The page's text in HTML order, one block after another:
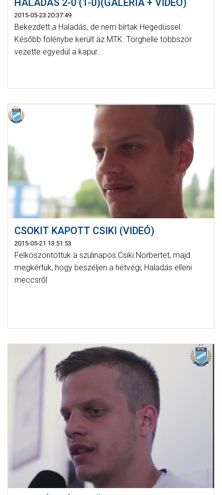
HALADÁS 2-0 (1-0)(GALÉRIA + VIDEÓ)
2015-05-23 20:37:49
Bekezdett a Haladás, de nem bírtak Hegedüssel.
Később fölénybe került az MTK. Torghelle többször
vezette egyedül a kapur...
CSOKIT KAPOTT CSIKI (VIDEÓ)
2015-05-21 13:51:53
Felköszöntöttük a szülinapos Csiki Norbertet, majd
megkértük, hogy beszéljen a hétvégi, Haladás elleni
meccsről